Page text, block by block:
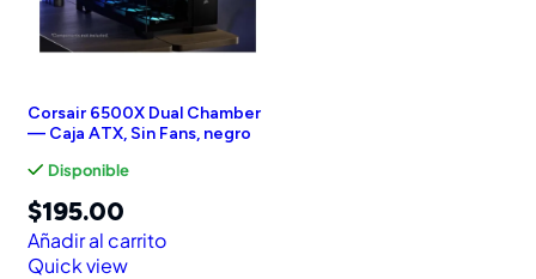
Corsair 6500X Dual Chamber
— Caja ATX, Sin Fans, negro
Disponible
$195.00
Añadir al carrito
Quick view